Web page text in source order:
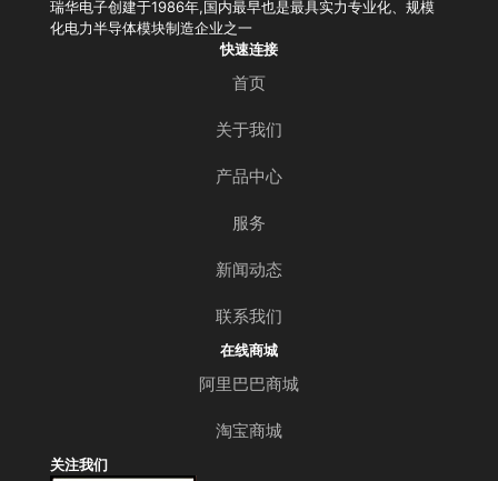
瑞华电子创建于1986年,国内最早也是最具实力专业化、规模
化电力半导体模块制造企业之一
快速连接
首页
关于我们
产品中心
服务
新闻动态
联系我们
在线商城
阿里巴巴商城
淘宝商城
关注我们